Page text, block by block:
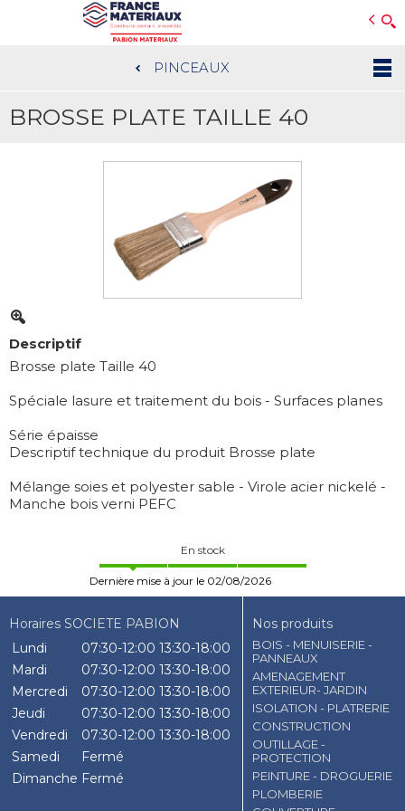
au
contenu
PINCEAUX
BROSSE PLATE TAILLE 40
Descriptif
Brosse plate Taille 40
Spéciale lasure et traitement du bois - Surfaces planes
Série épaisse
Descriptif technique du produit Brosse plate
Mélange soies et polyester sable - Virole acier nickelé -
Manche bois verni PEFC
En stock
Dernière mise à jour le 02/08/2026
Horaires SOCIETE PABION
Lundi
07:30-12:00 13:30-18:00
Mardi
07:30-12:00 13:30-18:00
Mercredi
07:30-12:00 13:30-18:00
Jeudi
07:30-12:00 13:30-18:00
Vendredi
07:30-12:00 13:30-18:00
Samedi
Fermé
Dimanche Fermé
Nos produits
BOIS - MENUISERIE -
PANNEAUX
AMENAGEMENT
EXTERIEUR- JARDIN
ISOLATION - PLATRERIE
CONSTRUCTION
OUTILLAGE -
PROTECTION
PEINTURE - DROGUERIE
PLOMBERIE